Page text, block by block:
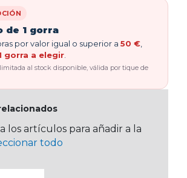
de 1 gorra
por valor igual o superior a 50 €
gorra a elegir
al stock disponible, válida por tique de
los artículos para añadir a la
todo